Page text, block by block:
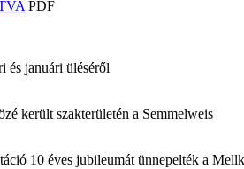
PDF
és januári üléséről
került szakterületén a Semmelweis
10 éves jubileumát ünnepelték a